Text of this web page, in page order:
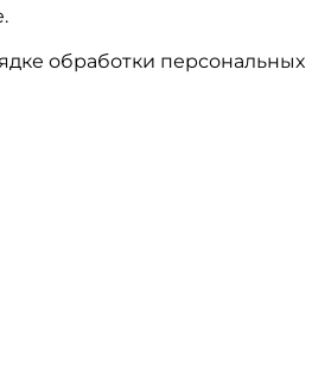
обработки персональных